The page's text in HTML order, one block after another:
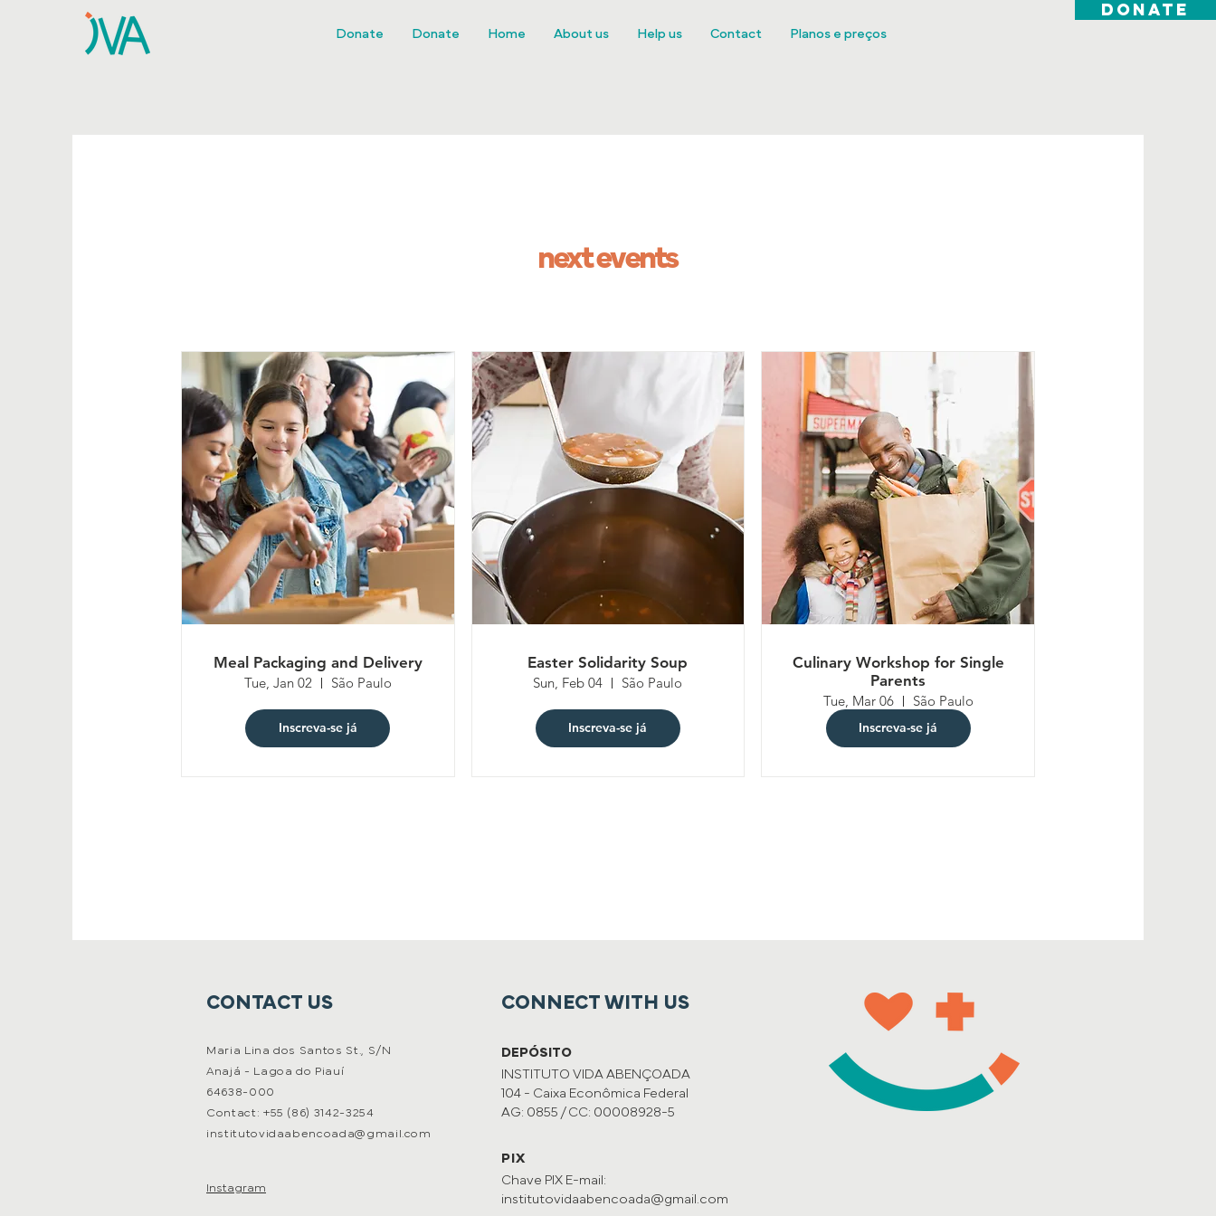
DONATE
Donate Donate Home About us Help us Contact Planos e preços
next events
Meal Packaging and Delivery
Tue, Jan 02 São Paulo
Inscreva-se já
Easter Solidarity Soup
Sun, Feb 04 São Paulo
Inscreva-se já
Culinary Workshop for Single
Parents
Tue, Mar 06 São Paulo
Inscreva-se já
CONTACT US
Maria Lina dos Santos St., S/N
Anajá - Lagoa do Piauí
64638-000
Contact: +55 (86) 3142-3254
institutovidaabencoada@gmail.com
Instagram
CONNECT WITH US
DEPÓSITO
INSTITUTO VIDA ABENÇOADA
104 - Caixa Econômica Federal
AG: 0855 / CC: 00008928-5
PIX
Chave PIX E-mail:
institutovidaabencoada@gmail.com